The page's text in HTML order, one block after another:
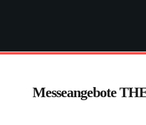
Messeangebote